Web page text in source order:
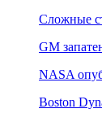
Сложные
GM
NASA
Boston